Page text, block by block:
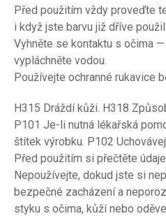
Před použitím vždy proveďte
i když jste barvu již dříve
Vyhněte se kontaktu s očima
vypláchněte vodou.
Používejte ochranné rukavice
H315 Dráždí kůži. H318
P101 Je-li nutná lékařská
štítek výrobku. P102
Před použitím si přečtěte
Nepoužívejte, dokud jste si
bezpečné zacházení a
styku s očima, kůží nebo